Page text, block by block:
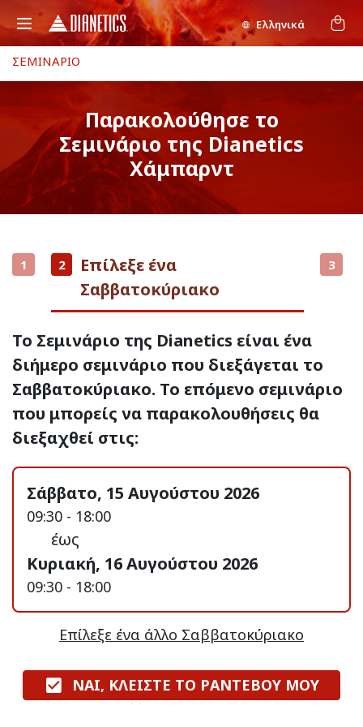
Ελληνικά
ΣΕΜΙΝΑΡΙΟ
Παρακολούθησε το
Σεμινάριο της Dianetics
Χάμπαρντ
1 2
Επίλεξε ένα
Σαββατοκύριακο
3
Το Σεμινάριο της Dianetics είναι ένα
διήμερο σεμινάριο που διεξάγεται το
Σαββατοκύριακο. Το επόμενο σεμινάριο
που μπορείς να παρακολουθήσεις θα
διεξαχθεί στις:
Σάββατο, 15 Αυγούστου 2026
09:30 - 18:00
έως
Κυριακή, 16 Αυγούστου 2026
09:30 - 18:00
Επίλεξε ένα άλλο Σαββατοκύριακο
ΝΑΙ, ΚΛΕΙΣΤΕ ΤΟ ΡΑΝΤΕΒΟΥ ΜΟΥ